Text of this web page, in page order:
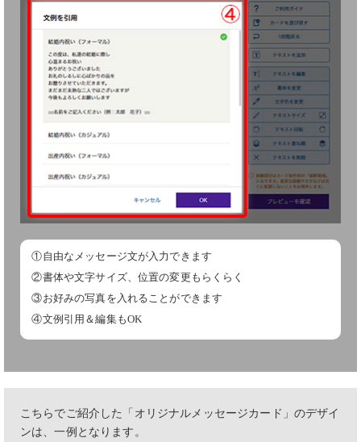
①自由なメッセージ文が入力できます
②書体や文字サイズ、位置の変更もらくらく
③お好みの写真を入れることができます
④文例引用＆編集もOK
こちらでご紹介した「オリジナルメッセージカード」のデザイ
ンは、一例となります。